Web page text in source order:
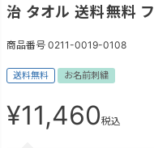
治 タオル 送料無料 フ
商品番号 0211-0019-0108
送料無料 お名前刺繍
¥11,460税込